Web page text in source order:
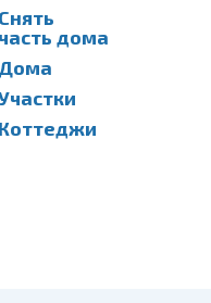
Снять
часть дома
Дома
Коттеджи